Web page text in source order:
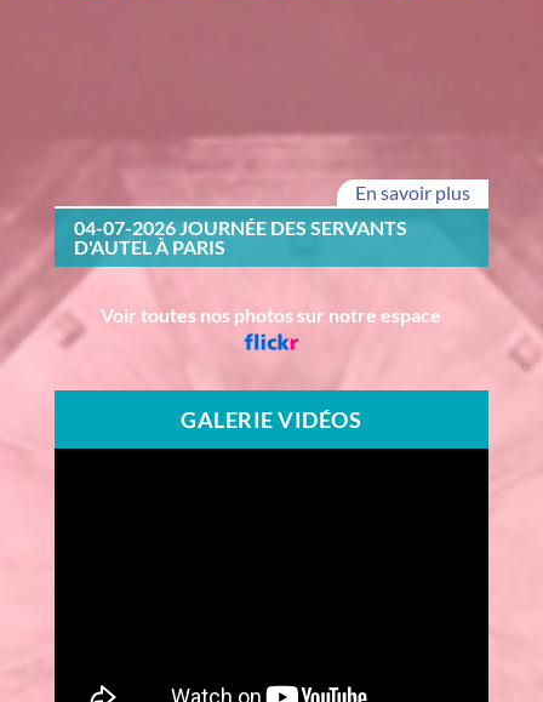
04-07-2026 JOURNÉE DES SERVANTS
D'AUTEL À PARIS
En savoir plus
Voir toutes nos photos sur notre espace
GALERIE VIDÉOS